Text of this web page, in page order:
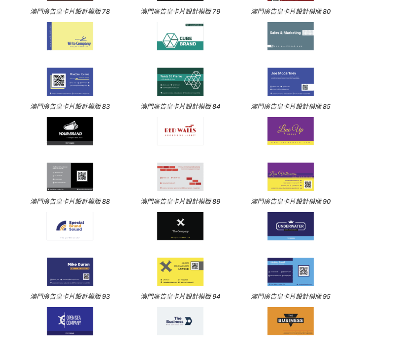
澳門廣告皇卡片設計模版 78 澳門廣告皇卡片設計模版 79 澳門廣告皇卡片設計模版 80
澳門廣告皇卡片設計模版 83 澳門廣告皇卡片設計模版 84 澳門廣告皇卡片設計模版 85
澳門廣告皇卡片設計模版 88 澳門廣告皇卡片設計模版 89 澳門廣告皇卡片設計模版 90
澳門廣告皇卡片設計模版 93 澳門廣告皇卡片設計模版 94 澳門廣告皇卡片設計模版 95